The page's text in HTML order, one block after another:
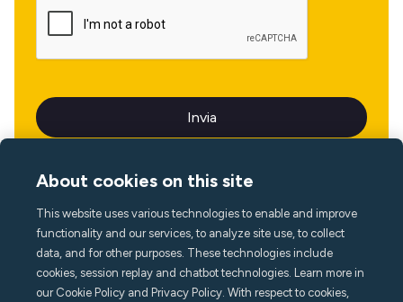
Lingua
About cookies on this site
This website uses various technologies to enable and improve
functionality and our services, to analyze site use, to collect
data, and for other purposes. These technologies include
cookies, session replay and chatbot technologies. Learn more in
our Cookie Policy and Privacy Policy. With respect to cookies,